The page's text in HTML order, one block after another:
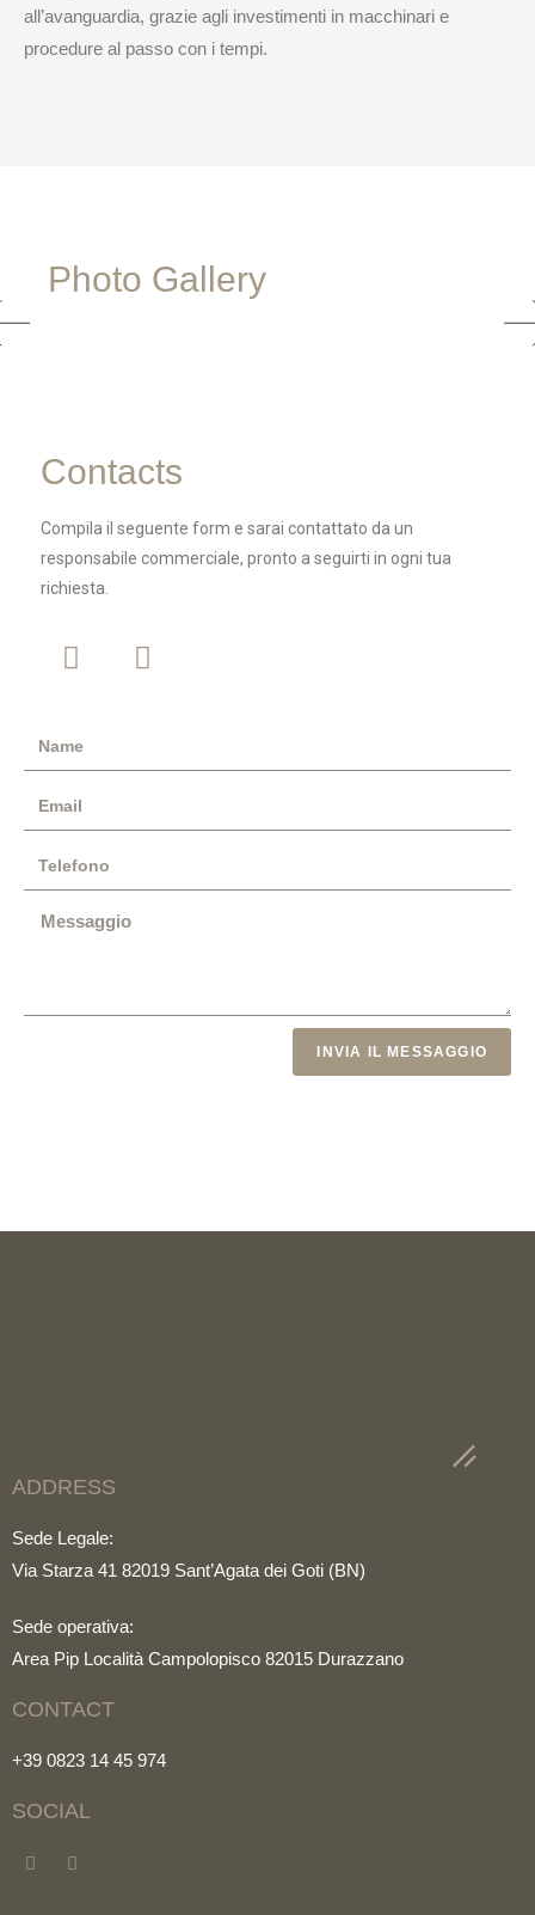
all’avanguardia, grazie agli investimenti in macchinari e
procedure al passo con i tempi.
Photo Gallery
Contacts
Compila il seguente form e sarai contattato da un
responsabile commerciale, pronto a seguirti in ogni tua
richiesta.
INVIA IL MESSAGGIO
ADDRESS
Sede Legale:
Via Starza 41 82019 Sant’Agata dei Goti (BN)
Sede operativa:
Area Pip Località Campolopisco 82015 Durazzano
CONTACT
+39 0823 14 45 974
SOCIAL